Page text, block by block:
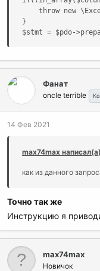
throw new
}
$stmt = $pdo-
Фанат
oncle terrible
14 Фев 2021
max74max
как из данного
Точно так же
Инструкцию я
max74max
Новичок